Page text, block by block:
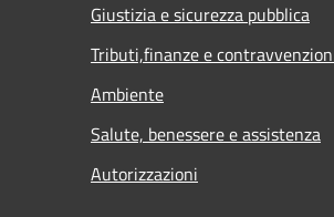
Giustizia e sicurezza pubblica
Tributi,finanze e
Ambiente
Salute, benessere e assistenza
Autorizzazioni